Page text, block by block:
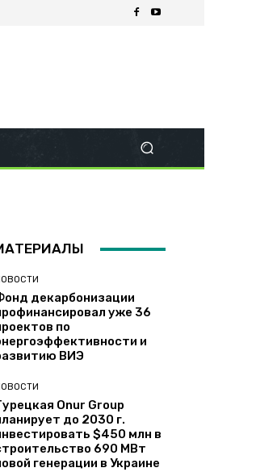
декарбонизации
уже 36
по
и
ВИЭ
Onur Group
до 2030 г.
$450 млн в
690 МВт
генерации в Украине